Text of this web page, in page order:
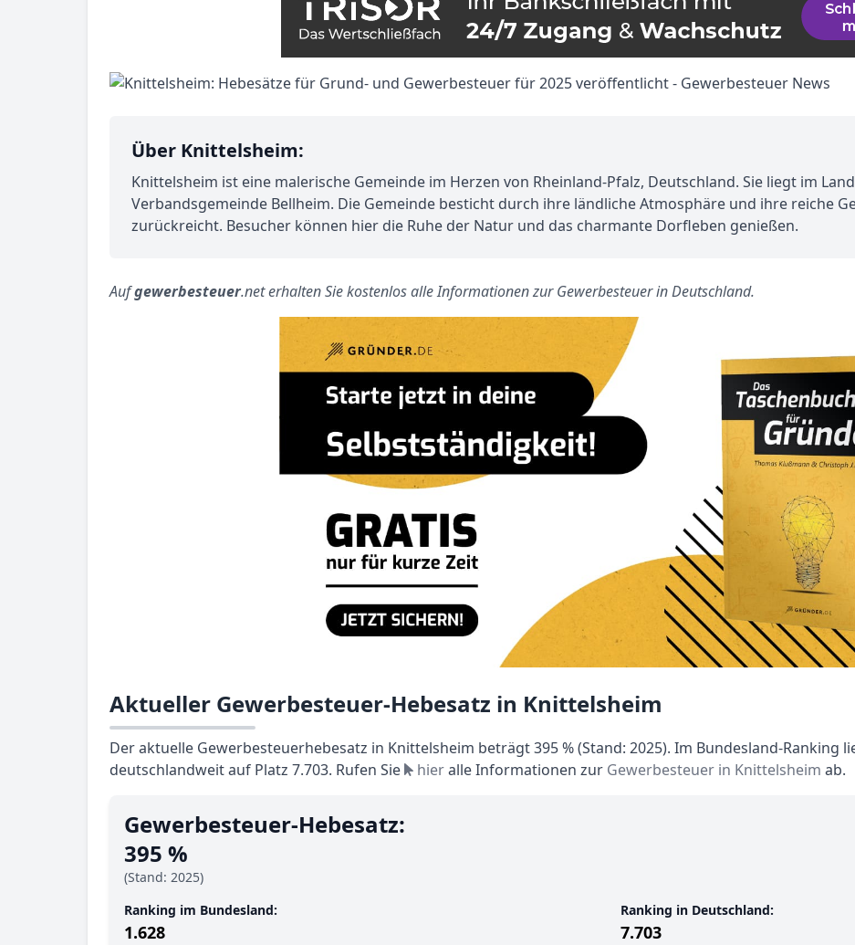
Über Knittelsheim:
Knittelsheim ist eine malerische Gemeinde im Herzen von Rheinland-Pfalz, Deutschland. Sie liegt im
Verbandsgemeinde Bellheim. Die Gemeinde besticht durch ihre ländliche Atmosphäre und ihre reiche
zurückreicht. Besucher können hier die Ruhe der Natur und das charmante Dorfleben genießen.
Aufgewerbesteuer.net erhalten Sie kostenlos alle Informationen zur Gewerbesteuer in Deutschland.
Aktueller Gewerbesteuer-Hebesatz in Knittelsheim
Der aktuelle Gewerbesteuerhebesatz in Knittelsheim beträgt 395 % (Stand: 2025). Im Bundesland-Ranking
deutschlandweit auf Platz 7.703. Rufen Sie
hieralle Informationen zur Gewerbesteuer in Knittelsheim ab.
Gewerbesteuer-Hebesatz:
395 %
(Stand: 2025)
Ranking im Bundesland:
1.628
Ranking in Deutschland:
7.703